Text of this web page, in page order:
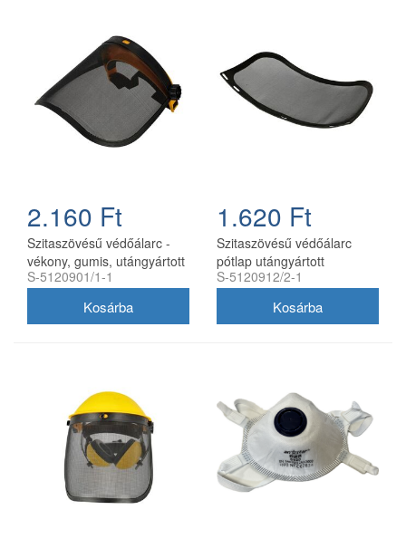
2.160 Ft
Szitaszövésű védőálarc -
vékony, gumis, utángyártott
S-5120901/1-1
1.620 Ft
Szitaszövésű védőálarc
pótlap utángyártott
S-5120912/2-1